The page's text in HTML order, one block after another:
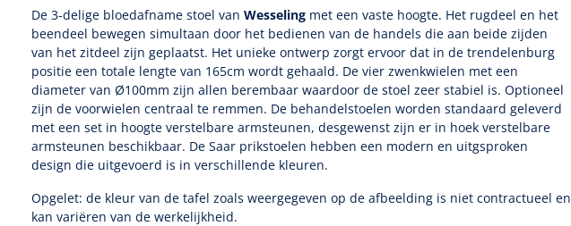
De 3-delige bloedafname stoel van Wesseling met een vaste hoogte. Het rugdeel en het
beendeel bewegen simultaan door het bedienen van de handels die aan beide zijden
van het zitdeel zijn geplaatst. Het unieke ontwerp zorgt ervoor dat in de trendelenburg
positie een totale lengte van 165cm wordt gehaald. De vier zwenkwielen met een
diameter van Ø100mm zijn allen berembaar waardoor de stoel zeer stabiel is. Optioneel
zijn de voorwielen centraal te remmen. De behandelstoelen worden standaard geleverd
met een set in hoogte verstelbare armsteunen, desgewenst zijn er in hoek verstelbare
armsteunen beschikbaar. De Saar prikstoelen hebben een modern en uitgsproken
design die uitgevoerd is in verschillende kleuren.
Opgelet: de kleur van de tafel zoals weergegeven op de afbeelding is niet contractueel en
kan variëren van de werkelijkheid.